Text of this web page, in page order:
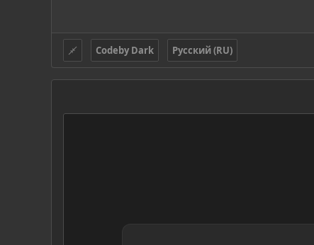
Codeby Dark Русский (RU)